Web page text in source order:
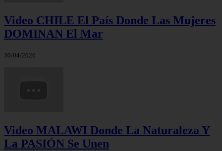
Video CHILE El País Donde Las Mujeres
DOMINAN El Mar
30/04/2026
Video MALAWI Donde La Naturaleza Y
La PASIÓN Se Unen